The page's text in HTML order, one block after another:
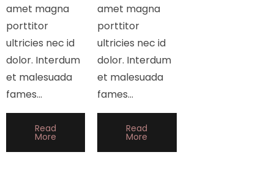
amet magna
porttitor
ultricies nec id
dolor. Interdum
et malesuada
fames…
Read
More
amet magna
porttitor
ultricies nec id
dolor. Interdum
et malesuada
fames…
Read
More